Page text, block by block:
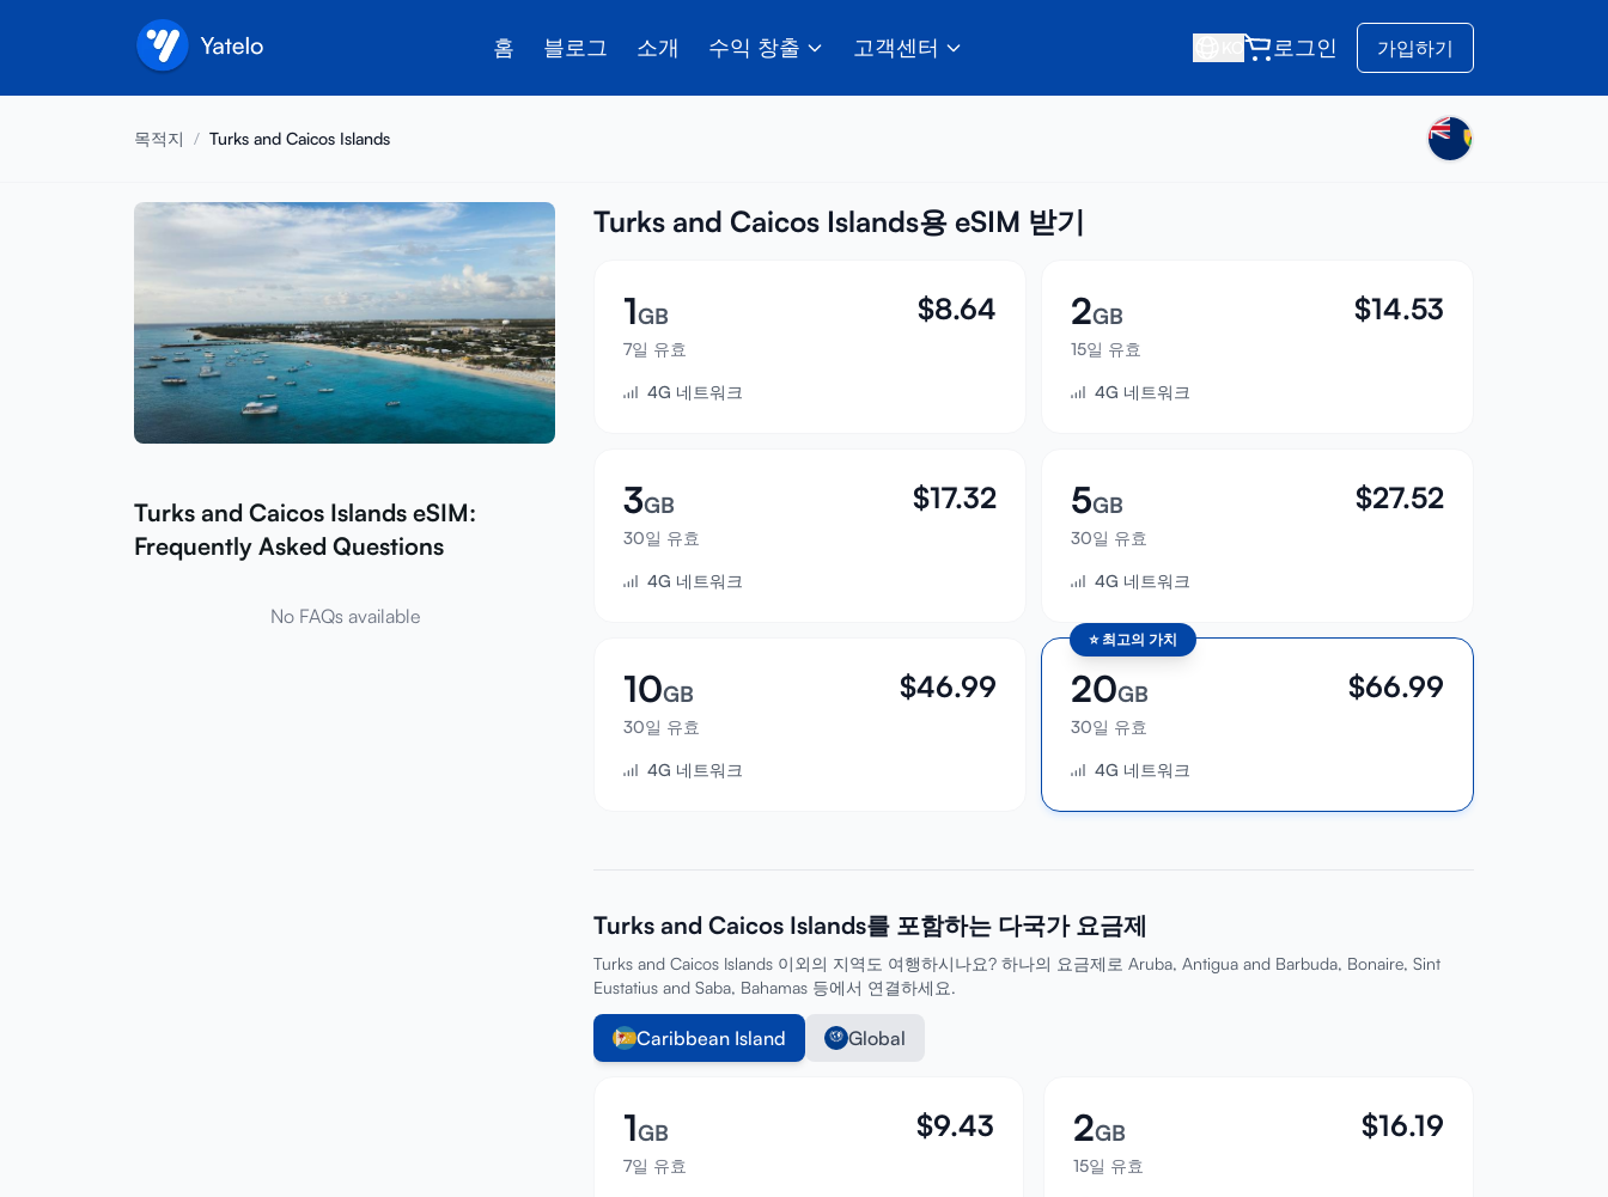
홈 블로그 소개 수익 창출 고객센터 로그인 가입하기
목적지 / Turks and Caicos Islands
Turks and Caicos Islands eSIM:
Frequently Asked Questions
No FAQs available
Turks and Caicos Islands용 eSIM 받기
1GB
7일 유효
$8.64
4G 네트워크
2GB
15일 유효
$14.53
4G 네트워크
3GB
30일 유효
$17.32
4G 네트워크
5GB
30일 유효
$27.52
4G 네트워크
10GB
30일 유효
$46.99
4G 네트워크
⭐ 최고의 가치
20GB
30일 유효
$66.99
4G 네트워크
Turks and Caicos Islands를 포함하는 다국가 요금제
Turks and Caicos Islands 이외의 지역도 여행하시나요? 하나의 요금제로 Aruba, Antigua and Barbuda, Bonaire, Sint
Eustatius and Saba, Bahamas 등에서 연결하세요.
Caribbean Island Global
1GB
7일 유효
$9.43 2GB
15일 유효
$16.19